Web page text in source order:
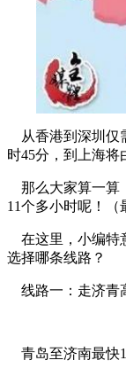
从香港到深圳仅
时45分，到上海将
那么大家算一算
11个多小时呢！（
在这里，小编特
选择哪条线路？
线路一：走济青
青岛至济南最快